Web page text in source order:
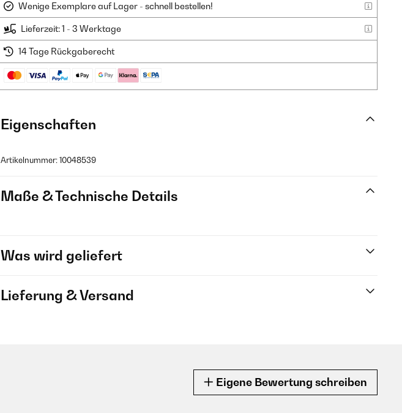
Wenige Exemplare auf Lager - schnell bestellen!
Lieferzeit: 1 - 3 Werktage
14 Tage Rückgaberecht
Eigenschaften
Artikelnummer: 10048539
Maße & Technische Details
Was wird geliefert
Lieferung & Versand
Eigene Bewertung schreiben